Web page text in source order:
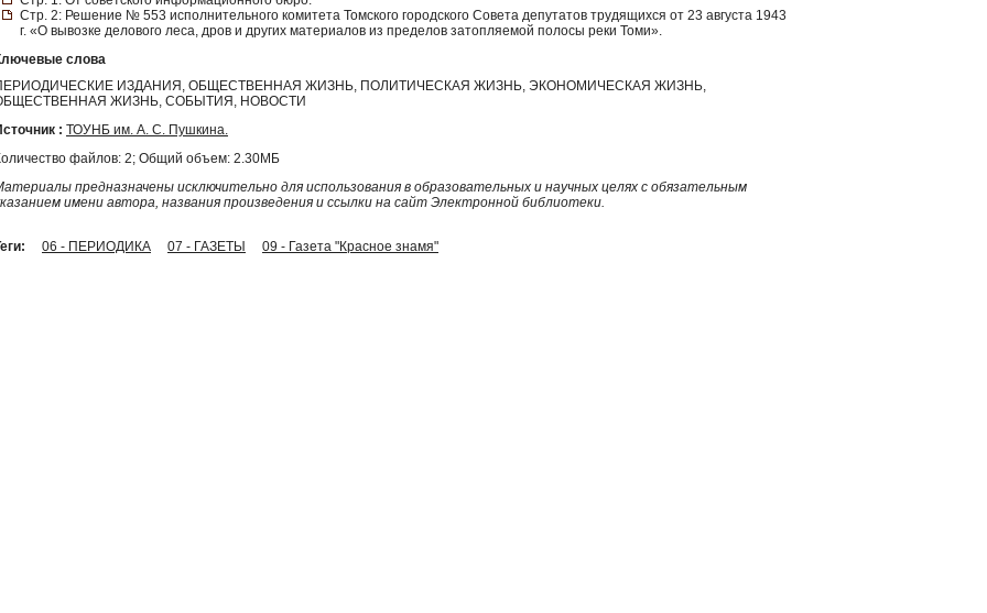
Стр. 2: Решение № 553 исполнительного комитета Томского городского Совета депутатов трудящихся от 23 августа 1943
г. «О вывозке делового леса, дров и других материалов из пределов затопляемой полосы реки Томи».
слова
ИЗДАНИЯ, ОБЩЕСТВЕННАЯ ЖИЗНЬ, ПОЛИТИЧЕСКАЯ ЖИЗНЬ, ЭКОНОМИЧЕСКАЯ ЖИЗНЬ,
ЖИЗНЬ, СОБЫТИЯ, НОВОСТИ
: ТОУНБ им. А. С. Пушкина.
файлов: 2; Общий объем: 2.30МБ
предназначены исключительно для использования в образовательных и научных целях с обязательным
имени автора, названия произведения и ссылки на сайт Электронной библиотеки.
06 - ПЕРИОДИКА 07 - ГАЗЕТЫ 09 - Газета "Красное знамя"